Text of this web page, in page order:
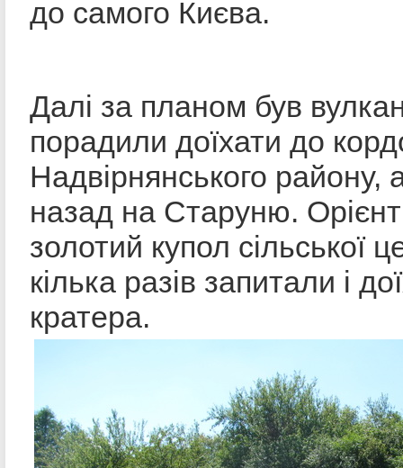
до самого Києва.
Далі за планом був
порадили доїхати до
Надвірнянського району,
назад на Старуню.
золотий купол сільської
кілька разів запитали і
кратера.